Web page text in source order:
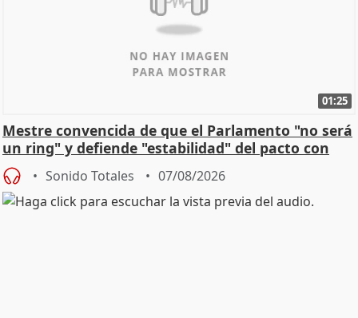
01:25
Mestre convencida de que el Parlamento "no será
un ring" y defiende "estabilidad" del pacto con
Vox
Sonido Totales 07/08/2026